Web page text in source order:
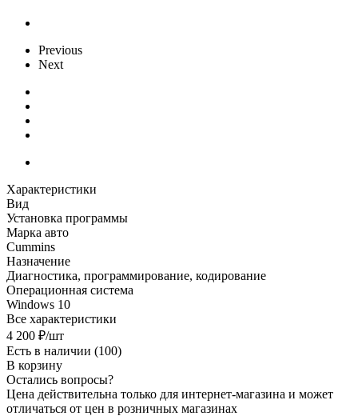
Previous
Next
Характеристики
Вид
Установка программы
Марка авто
Cummins
Назначение
Диагностика, программирование, кодирование
Операционная система
Windows 10
Все характеристики
4 200 ₽/шт
Есть в наличии (100)
В корзину
Остались вопросы?
Цена действительна только для интернет-магазина и может
отличаться от цен в розничных магазинах